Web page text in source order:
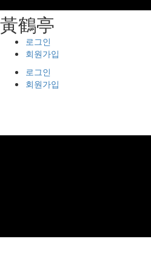
⿈鶴亭
로그인
회원가입
로그인
회원가입